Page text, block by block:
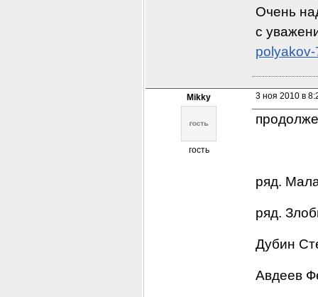
Очень
с
Mikky
гость
3 ноя 2010 в
ряд.
ряд.
Дубин
Авдеев